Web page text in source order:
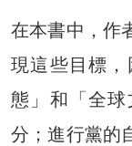
在本書中，作
現這些目標
態」和「全
分；進行黨的